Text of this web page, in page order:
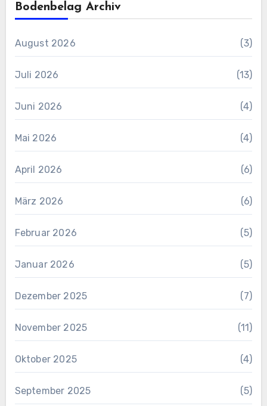
Bodenbelag Archiv
August 2026 (3)
Juli 2026 (13)
Juni 2026 (4)
Mai 2026 (4)
April 2026 (6)
März 2026 (6)
Februar 2026 (5)
Januar 2026 (5)
Dezember 2025 (7)
November 2025 (11)
Oktober 2025 (4)
September 2025 (5)